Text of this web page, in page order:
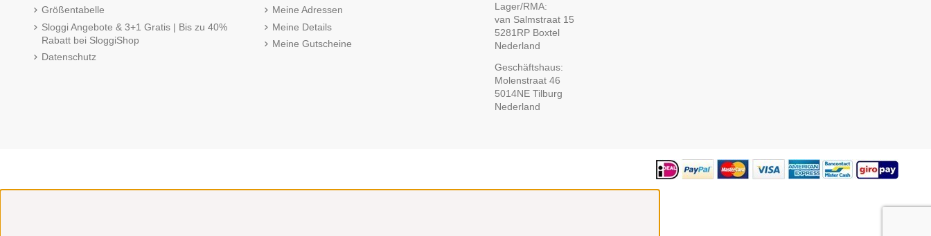
Größentabelle
Sloggi Angebote & 3+1 Gratis | Bis zu 40%
Rabatt bei SloggiShop
Datenschutz
Meine Adressen
Meine Details
Meine Gutscheine
Lager/RMA:
van Salmstraat 15
5281RP Boxtel
Nederland
Geschäftshaus:
Molenstraat 46
5014NE Tilburg
Nederland